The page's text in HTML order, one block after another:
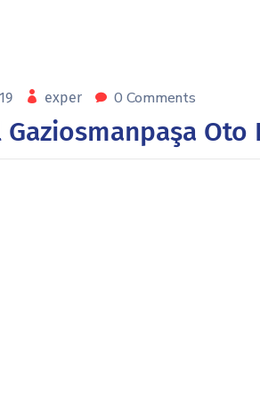
exper 0 Comments
Oto